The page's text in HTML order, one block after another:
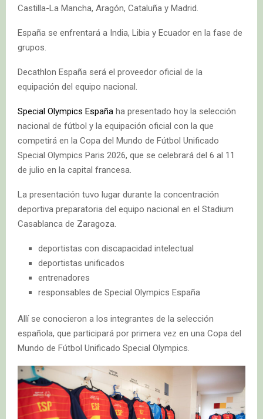
Castilla-La Mancha, Aragón, Cataluña y Madrid.
España se enfrentará a India, Libia y Ecuador en la fase de
grupos.
Decathlon España será el proveedor oficial de la
equipación del equipo nacional.
Special Olympics España ha presentado hoy la selección
nacional de fútbol y la equipación oficial con la que
competirá en la Copa del Mundo de Fútbol Unificado
Special Olympics Paris 2026, que se celebrará del 6 al 11
de julio en la capital francesa.
La presentación tuvo lugar durante la concentración
deportiva preparatoria del equipo nacional en el Stadium
Casablanca de Zaragoza.
deportistas con discapacidad intelectual
deportistas unificados
entrenadores
responsables de Special Olympics España
Allí se conocieron a los integrantes de la selección
española, que participará por primera vez en una Copa del
Mundo de Fútbol Unificado Special Olympics.